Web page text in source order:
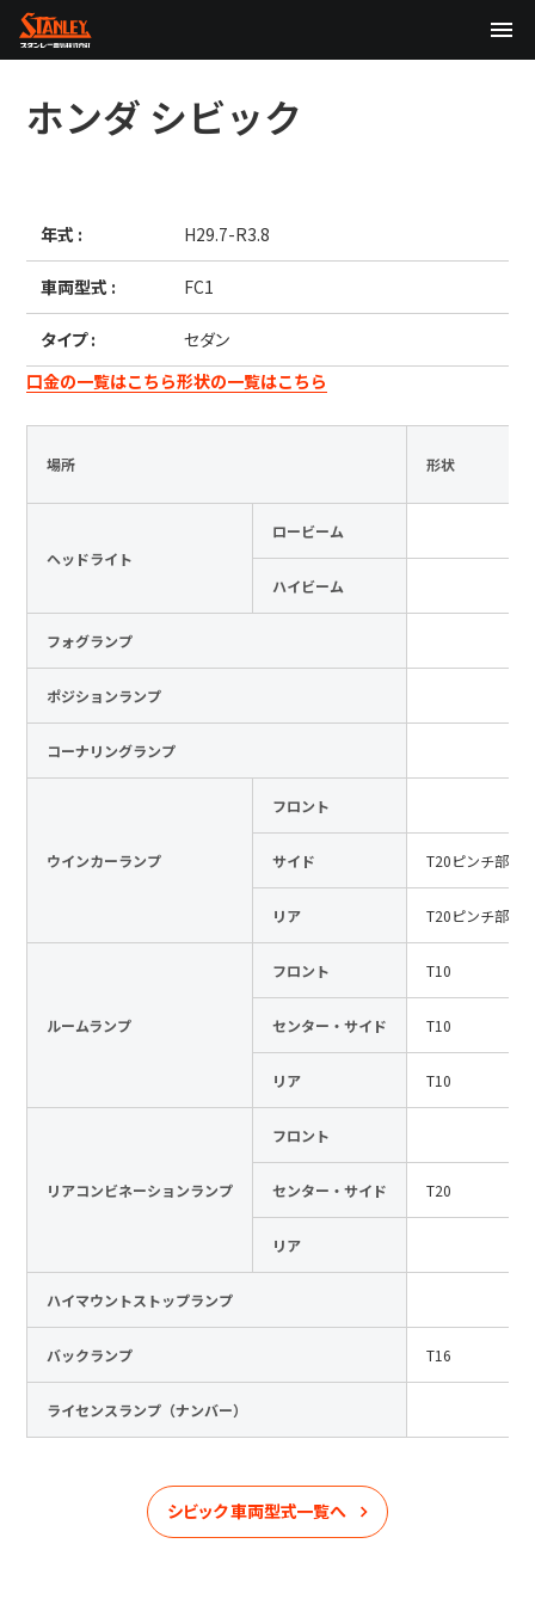
日本語 English 中文
製品検索
全て
VFHY1104P、LLF0111A、ULR4B、SL035
企業情報
テクノロジー
サステナビリティ
株主・投資家情報
ニュース
ホンダ シビック
年式 : H29.7-R3.8
車両型式 : FC1
タイプ :
セダン
口金の一覧はこちら形状の一覧はこちら
場所 形状
ヘッドライト
ロービーム
ハイビーム
フォグランプ
ポジションランプ
コーナリングランプ
ウインカーランプ
フロント
サイド T20ピンチ部違
リア T20ピンチ部違
ルームランプ
フロント T10
センター・サイド T10
リア T10
リアコンビネーションランプ
フロント
センター・サイド T20
リア
ハイマウントストップランプ
バックランプ T16
ライセンスランプ（ナンバー）
シビック車両型式一覧へ